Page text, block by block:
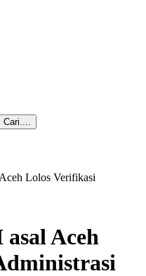
Cari....
Lolos Verifikasi
Aceh